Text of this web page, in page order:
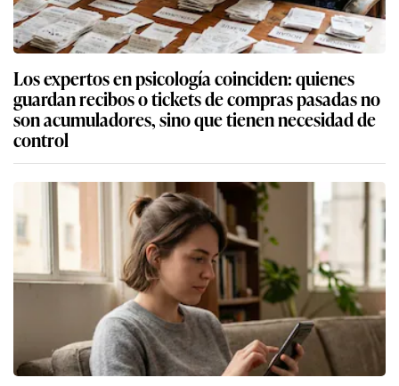
Los expertos en psicología coinciden: quienes
guardan recibos o tickets de compras pasadas no
son acumuladores, sino que tienen necesidad de
control